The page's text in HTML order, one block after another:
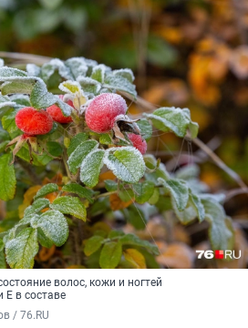
волос, кожи и ногтей
Е в составе
/ 76.RU